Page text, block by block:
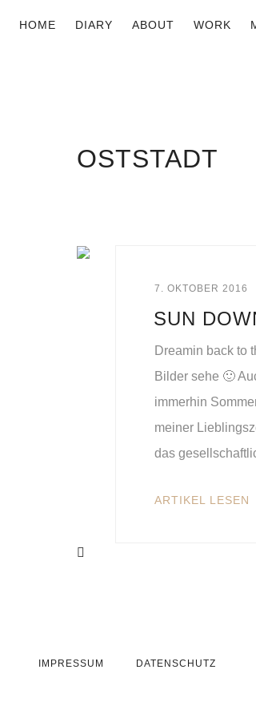
HOME DIARY ABOUT WORK
OSTSTADT
7. OKTOBER 2016
SUN
Dreamin back to
Bilder sehe 🙂
immerhin
meiner
das
ARTIKEL LESEN
IMPRESSUM DATENSCHUTZ